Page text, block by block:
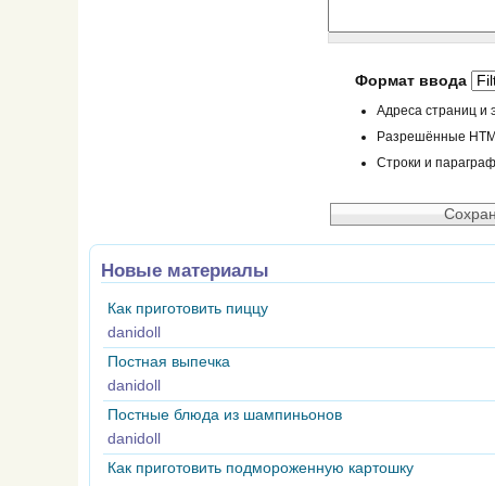
Формат ввода
Адреса страниц и
Разрешённые
Строки и
Новые материалы
Как приготовить пиццу
danidoll
Постная выпечка
danidoll
Постные блюда из шампиньонов
danidoll
Как приготовить подмороженную картошку